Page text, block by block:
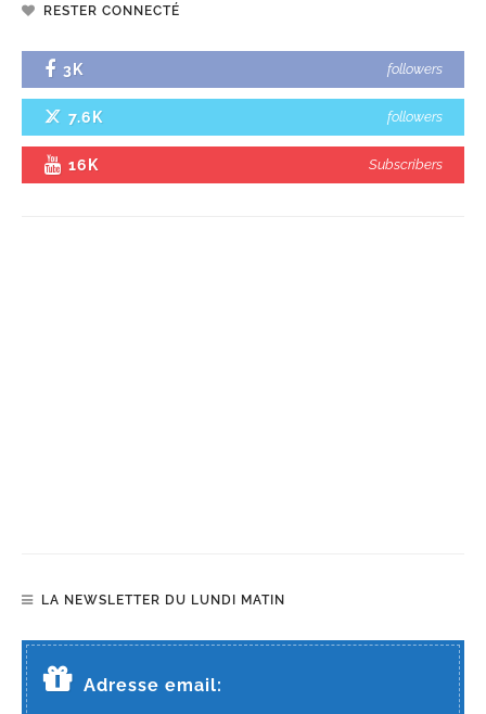
RESTER CONNECTÉ
3K followers
7.6K followers
16K Subscribers
LA NEWSLETTER DU LUNDI MATIN
Adresse email: